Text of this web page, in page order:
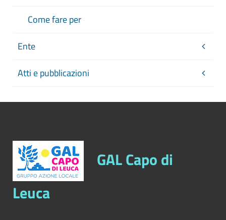
Come fare per
Ente
Atti e pubblicazioni
GAL Capo di
Leuca